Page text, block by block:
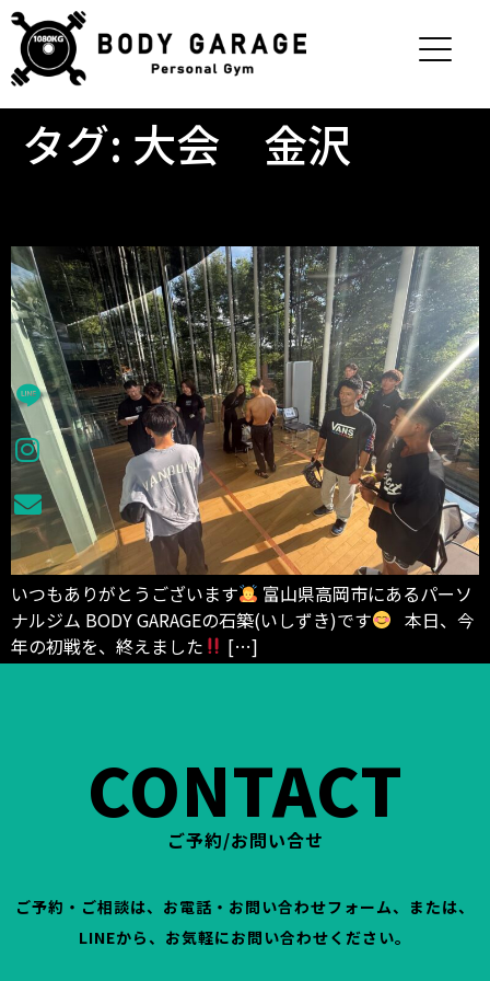
タグ: 大会 金沢
いつもありがとうございます
富山県高岡市にあるパーソ
ナルジム BODY GARAGEの石築(いしずき)です
本日、今
年の初戦を、終えました
[…]
CONTACT
ご予約/お問い合せ
ご予約・ご相談は、お電話・お問い合わせフォーム、または、
LINEから、お気軽にお問い合わせください。